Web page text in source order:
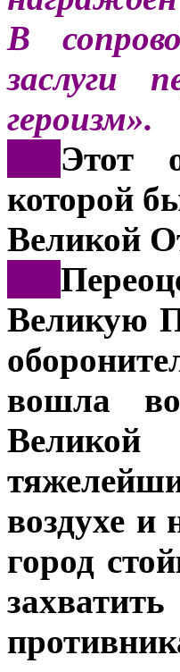
В
заслуги
героизм».
Этот
которой
Великой
Великую
вошла
воздухе и
город